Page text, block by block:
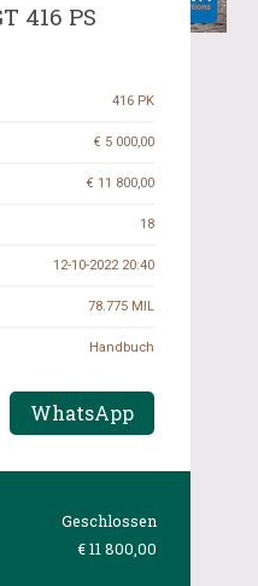
416 PS
416 PK
€ 5 000,00
€ 11 800,00
18
12-10-2022 20:40
78.775 MIL
Handbuch
WhatsApp
Geschlossen
€ 11 800,00